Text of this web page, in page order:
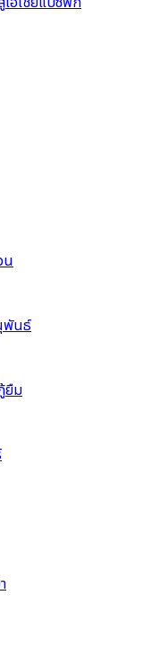
น
พันธ์
ยืม